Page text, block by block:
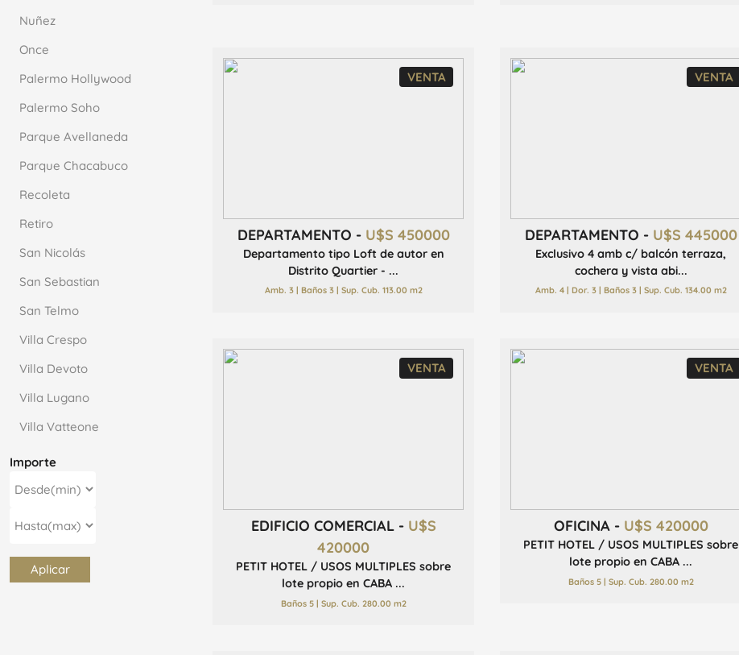
Nuñez
Once
Palermo Hollywood
Palermo Soho
Parque Avellaneda
Parque Chacabuco
Recoleta
Retiro
San Nicolás
San Sebastian
San Telmo
Villa Crespo
Villa Devoto
Villa Lugano
Villa Vatteone
Importe
Aplicar
VENTA
DEPARTAMENTO - U$S 450000
Departamento tipo Loft de autor en
Distrito Quartier - ...
Amb. 3 | Baños 3 | Sup. Cub. 113.00 m2
VENTA
DEPARTAMENTO - U$S 445000
Exclusivo 4 amb c/ balcón terraza,
cochera y vista abi...
Amb. 4 | Dor. 3 | Baños 3 | Sup. Cub. 134.00 m2
VENTA
EDIFICIO COMERCIAL - U$S
420000
PETIT HOTEL / USOS MULTIPLES sobre
lote propio en CABA ...
Baños 5 | Sup. Cub. 280.00 m2
VENTA
OFICINA - U$S 420000
PETIT HOTEL / USOS MULTIPLES sobre
lote propio en CABA ...
Baños 5 | Sup. Cub. 280.00 m2